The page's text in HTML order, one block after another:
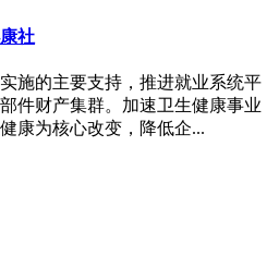
社
施的主要支持，推进就业系统平
件财产集群。加速卫生健康事业
康为核心改变，降低企...